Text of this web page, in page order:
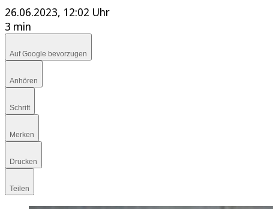
26.06.2023, 12:02 Uhr
3 min
Auf Google bevorzugen
Anhören
Schrift
Merken
Drucken
Teilen